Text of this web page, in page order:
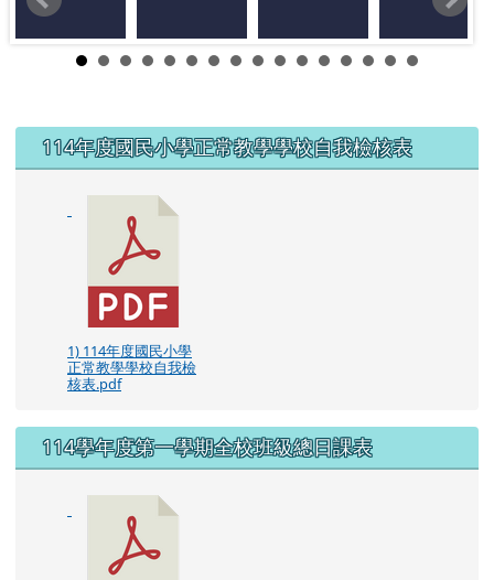
左邊區域內容
114年度國民小學正常教學學校自我檢核表
1) 114年度國民小學
正常教學學校自我檢
核表.pdf
114學年度第一學期全校班級總日課表